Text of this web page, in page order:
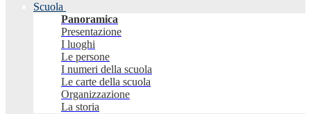
Scuola
Panoramica
Presentazione
I luoghi
Le persone
I numeri della scuola
Le carte della scuola
Organizzazione
La storia